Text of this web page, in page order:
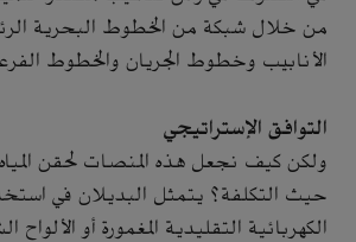
من خلال شبكة من الخطوط البحرية
الأنابيب وخطوط الجريان والخطوط
التوافق الإستراتيجي
ولكن كيف نجعل هذه المنصات لحقن
حيث التكلفة؟ يتمثل البديلان في
الكهربائية التقليدية المغمورة أو الألواح